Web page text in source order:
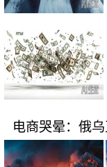
电商哭晕：俄